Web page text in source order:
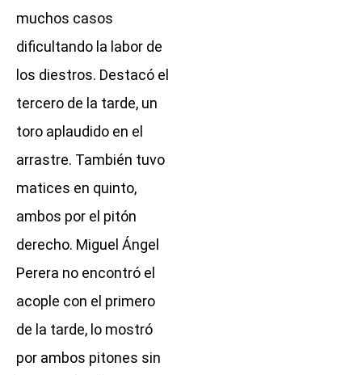
muchos casos
dificultando la labor de
los diestros. Destacó el
tercero de la tarde, un
toro aplaudido en el
arrastre. También tuvo
matices en quinto,
ambos por el pitón
derecho. Miguel Ángel
Perera no encontró el
acople con el primero
de la tarde, lo mostró
por ambos pitones sin